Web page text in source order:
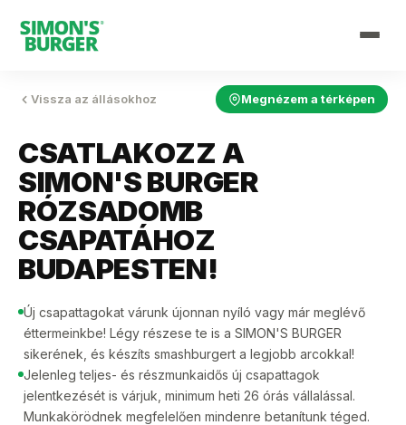
Vissza az állásokhoz Megnézem a térképen
CSATLAKOZZ A
SIMON'S BURGER
RÓZSADOMB
CSAPATÁHOZ
BUDAPESTEN!
Új csapattagokat várunk újonnan nyíló vagy már meglévő
éttermeinkbe! Légy részese te is a SIMON'S BURGER
sikerének, és készíts smashburgert a legjobb arcokkal!
Jelenleg teljes- és részmunkaidős új csapattagok
jelentkezését is várjuk, minimum heti 26 órás vállalással.
Munkakörödnek megfelelően mindenre betanítunk téged.